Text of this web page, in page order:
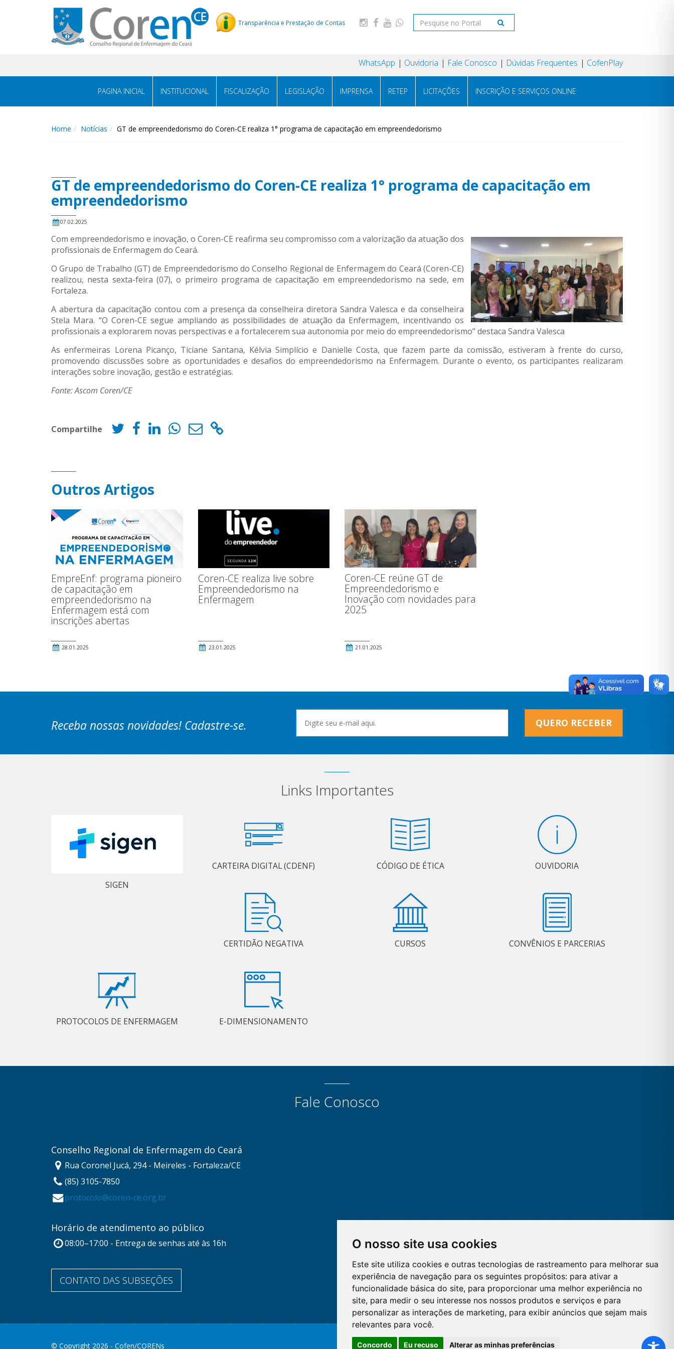
O nosso site usa cookies
Este site utiliza cookies e outras tecnologias de rastreamento para melhorar sua
experiência de navegação para os seguintes propósitos: para ativar a
funcionalidade básica do site, para proporcionar uma melhor experiência no
site, para medir o seu interesse nos nossos produtos e serviços e para
personalizar as interações de marketing, para exibir anúncios que sejam mais
relevantes para você.
Concordo Eu recuso Alterar as minhas preferências
Transparência e Prestação de Contas
WhatsApp Ouvidoria Fale Conosco Dúvidas Frequentes CofenPlay
PAGINA INICIAL INSTITUCIONAL FISCALIZAÇÃO LEGISLAÇÃO IMPRENSA RETEP LICITAÇÕES INSCRIÇÃO E SERVIÇOS ONLINE
Home Notícias GT de empreendedorismo do Coren-CE realiza 1° programa de capacitação em empreendedorismo
GT de empreendedorismo do Coren-CE realiza 1° programa de capacitação em
empreendedorismo
07.02.2025
Com empreendedorismo e inovação, o Coren-CE reafirma seu compromisso com a valorização da atuação dos
profissionais de Enfermagem do Ceará.
O Grupo de Trabalho (GT) de Empreendedorismo do Conselho Regional de Enfermagem do Ceará (Coren-CE)
realizou, nesta sexta-feira (07), o primeiro programa de capacitação em empreendedorismo na sede, em
Fortaleza.
A abertura da capacitação contou com a presença da conselheira diretora Sandra Valesca e da conselheira
Stela Mara. “O Coren-CE segue ampliando as possibilidades de atuação da Enfermagem, incentivando os
profissionais a explorarem novas perspectivas e a fortalecerem sua autonomia por meio do empreendedorismo” destaca Sandra Valesca
As enfermeiras Lorena Picanço, Ticiane Santana, Kélvia Simplício e Danielle Costa, que fazem parte da comissão, estiveram à frente do curso,
promovendo discussões sobre as oportunidades e desafios do empreendedorismo na Enfermagem. Durante o evento, os participantes realizaram
interações sobre inovação, gestão e estratégias.
Fonte: Ascom Coren/CE
Compartilhe
Outros Artigos
EmpreEnf: programa pioneiro
de capacitação em
empreendedorismo na
Enfermagem está com
inscrições abertas
28.01.2025
Coren-CE realiza live sobre
Empreendedorismo na
Enfermagem
23.01.2025
Coren-CE reúne GT de
Empreendedorismo e
Inovação com novidades para
2025
21.01.2025
Receba nossas novidades! Cadastre-se. QUERO RECEBER
Links Importantes
SIGEN
CARTEIRA DIGITAL (CDENF) CÓDIGO DE ÉTICA OUVIDORIA
CERTIDÃO NEGATIVA CURSOS CONVÊNIOS E PARCERIAS
PROTOCOLOS DE ENFERMAGEM E-DIMENSIONAMENTO
Fale Conosco
Conselho Regional de Enfermagem do Ceará
Rua Coronel Jucá, 294 - Meireles - Fortaleza/CE
(85) 3105-7850
protocolo@coren-ce.org.br
Horário de atendimento ao público
08:00–17:00 - Entrega de senhas até às 16h
CONTATO DAS SUBSEÇÕES
© Copyright 2026 - Cofen/CORENs